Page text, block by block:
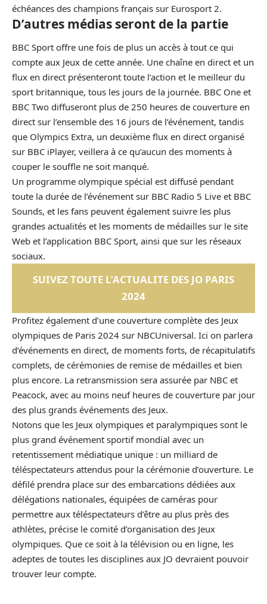
échéances des champions français sur Eurosport 2.
D’autres médias seront de la partie
BBC Sport offre une fois de plus un accès à tout ce qui
compte aux Jeux de cette année. Une chaîne en direct et un
flux en direct présenteront toute l’action et le meilleur du
sport britannique, tous les jours de la journée. BBC One et
BBC Two diffuseront plus de 250 heures de couverture en
direct sur l’ensemble des 16 jours de l’événement, tandis
que Olympics Extra, un deuxième flux en direct organisé
sur BBC iPlayer, veillera à ce qu’aucun des moments à
couper le souffle ne soit manqué.
Un programme olympique spécial est diffusé pendant
toute la durée de l’événement sur BBC Radio 5 Live et BBC
Sounds, et les fans peuvent également suivre les plus
grandes actualités et les moments de médailles sur le site
Web et l’application BBC Sport, ainsi que sur les réseaux
sociaux.
SUIVEZ TOUTE L’ACTUALITE DES JO PARIS
2024
Profitez également d’une couverture complète des Jeux
olympiques de Paris 2024 sur NBCUniversal. Ici on parlera
d’événements en direct, de moments forts, de récapitulatifs
complets, de cérémonies de remise de médailles et bien
plus encore. La retransmission sera assurée par NBC et
Peacock, avec au moins neuf heures de couverture par jour
des plus grands événements des Jeux.
Notons que les Jeux olympiques et paralympiques sont le
plus grand événement sportif mondial avec un
retentissement médiatique unique : un milliard de
téléspectateurs attendus pour la cérémonie d’ouverture. Le
défilé prendra place sur des embarcations dédiées aux
délégations nationales, équipées de caméras pour
permettre aux téléspectateurs d’être au plus près des
athlètes, précise le comité d’organisation des Jeux
olympiques. Que ce soit à la télévision ou en ligne, les
adeptes de toutes les disciplines aux JO devraient pouvoir
trouver leur compte.